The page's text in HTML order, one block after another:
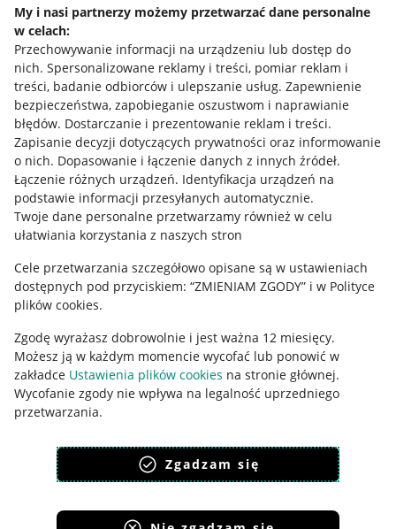
My i nasi partnerzy możemy przetwarzać dane personalne
w celach:
Przechowywanie informacji na urządzeniu lub dostęp do
nich. Spersonalizowane reklamy i treści, pomiar reklam i
treści, badanie odbiorców i ulepszanie usług. Zapewnienie
bezpieczeństwa, zapobieganie oszustwom i naprawianie
błędów. Dostarczanie i prezentowanie reklam i treści.
Zapisanie decyzji dotyczących prywatności oraz informowanie
o nich. Dopasowanie i łączenie danych z innych źródeł.
Łączenie różnych urządzeń. Identyfikacja urządzeń na
podstawie informacji przesyłanych automatycznie.
Twoje dane personalne przetwarzamy również w celu
ułatwiania korzystania z naszych stron
Cele przetwarzania szczegółowo opisane są w ustawieniach
dostępnych pod przyciskiem: “ZMIENIAM ZGODY” i w Polityce
plików cookies.
Zgodę wyrażasz dobrowolnie i jest ważna 12 miesięcy.
Możesz ją w każdym momencie wycofać lub ponowić w
zakładce Ustawienia plików cookies na stronie głównej.
Wycofanie zgody nie wpływa na legalność uprzedniego
przetwarzania.
polityka plików cookies
polityka ochrony prywatności
Zgadzam się
Allegro Gadane dla kupujących
Mapa miejscowości
Informacje prawne
Regulamin
Polityka plików "cookies"
Ustawienia plików "cookies"
Udostępnianie lokalizacji
Informacje dla Aktu o Usługach Cyfrowych
Pobierz aplikację